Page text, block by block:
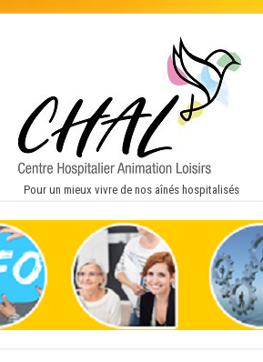
Pour un mieux vivre de nos aînés hospitalisés